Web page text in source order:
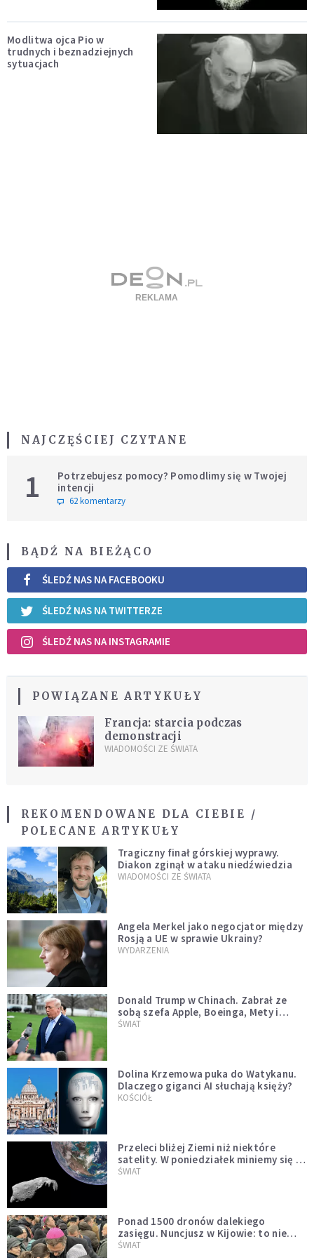
Modlitwa ojca Pio w
trudnych i beznadziejnych
sytuacjach
NAJCZĘŚCIEJ CZYTANE
1
Potrzebujesz pomocy? Pomodlimy się w Twojej
intencji
62 komentarzy
BĄDŹ NA BIEŻĄCO
ŚLEDŹ NAS NA FACEBOOKU
ŚLEDŹ NAS NA TWITTERZE
ŚLEDŹ NAS NA INSTAGRAMIE
POWIĄZANE ARTYKUŁY
Francja: starcia podczas
demonstracji
WIADOMOŚCI ZE ŚWIATA
REKOMENDOWANE DLA CIEBIE /
POLECANE ARTYKUŁY
Tragiczny finał górskiej wyprawy.
Diakon zginął w ataku niedźwiedzia
WIADOMOŚCI ZE ŚWIATA
Angela Merkel jako negocjator między
Rosją a UE w sprawie Ukrainy?
WYDARZENIA
Donald Trump w Chinach. Zabrał ze
sobą szefa Apple, Boeinga, Mety i
Muska
ŚWIAT
Dolina Krzemowa puka do Watykanu.
Dlaczego giganci AI słuchają księży?
KOŚCIÓŁ
Przeleci bliżej Ziemi niż niektóre
satelity. W poniedziałek miniemy się z
asteroidą, która poprzedzi znacznie
ŚWIAT
Ponad 1500 dronów dalekiego
zasięgu. Nuncjusz w Kijowie: to nie
wygląda na wolę zakończenia wojny
ŚWIAT